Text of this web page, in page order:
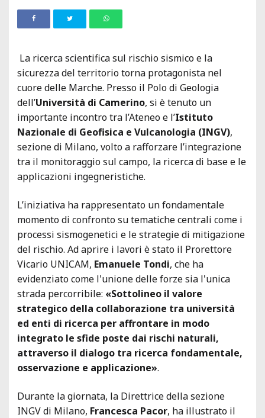
La ricerca scientifica sul rischio sismico e la
sicurezza del territorio torna protagonista nel
cuore delle Marche. Presso il Polo di Geologia
dell’Università di Camerino, si è tenuto un
importante incontro tra l’Ateneo e l’Istituto
Nazionale di Geofisica e Vulcanologia (INGV),
sezione di Milano, volto a rafforzare l’integrazione
tra il monitoraggio sul campo, la ricerca di base e le
applicazioni ingegneristiche.
L’iniziativa ha rappresentato un fondamentale
momento di confronto su tematiche centrali come i
processi sismogenetici e le strategie di mitigazione
del rischio. Ad aprire i lavori è stato il Prorettore
Vicario UNICAM, Emanuele Tondi, che ha
evidenziato come l'unione delle forze sia l'unica
strada percorribile: «Sottolineo il valore
strategico della collaborazione tra università
ed enti di ricerca per affrontare in modo
integrato le sfide poste dai rischi naturali,
attraverso il dialogo tra ricerca fondamentale,
osservazione e applicazione».
Durante la giornata, la Direttrice della sezione
INGV di Milano, Francesca Pacor, ha illustrato il